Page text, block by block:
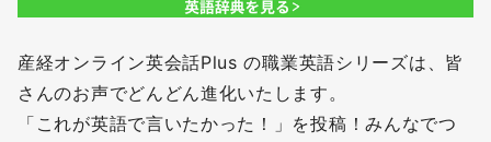
産経オンライン英会話Plus の職業英語シリーズは、皆
さんのお声でどんどん進化いたします。
「これが英語で言いたかった！」を投稿！みんなでつ